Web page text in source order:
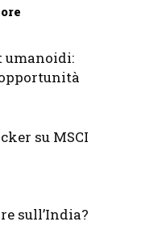
umanoidi:
su MSCI
sull’India?